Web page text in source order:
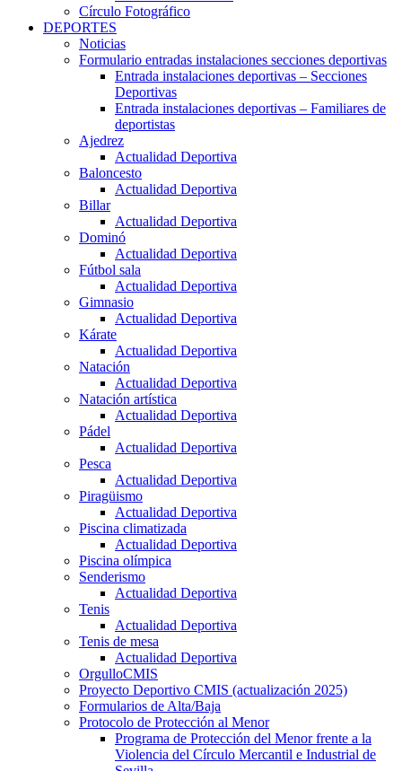
Círculo Fotográfico
DEPORTES
Noticias
Formulario entradas instalaciones secciones deportivas
Entrada instalaciones deportivas – Secciones
Deportivas
Entrada instalaciones deportivas – Familiares de
deportistas
Ajedrez
Actualidad Deportiva
Baloncesto
Actualidad Deportiva
Billar
Actualidad Deportiva
Dominó
Actualidad Deportiva
Fútbol sala
Actualidad Deportiva
Gimnasio
Actualidad Deportiva
Kárate
Actualidad Deportiva
Natación
Actualidad Deportiva
Natación artística
Actualidad Deportiva
Pádel
Actualidad Deportiva
Pesca
Actualidad Deportiva
Piragüismo
Actualidad Deportiva
Piscina climatizada
Actualidad Deportiva
Piscina olímpica
Senderismo
Actualidad Deportiva
Tenis
Actualidad Deportiva
Tenis de mesa
Actualidad Deportiva
OrgulloCMIS
Proyecto Deportivo CMIS (actualización 2025)
Formularios de Alta/Baja
Protocolo de Protección al Menor
Programa de Protección del Menor frente a la
Violencia del Círculo Mercantil e Industrial de